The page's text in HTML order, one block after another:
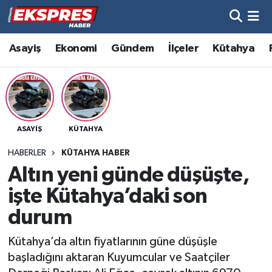
Asayiş Ekonomi Gündem İlçeler Kütahya
ASAYIŞ KÜTAHYA
HABERLER KÜTAHYA HABER
Altın yeni günde düşüşte,
işte Kütahya’daki son
durum
Kütahya’da altın fiyatlarının güne düşüşle
başladığını aktaran Kuyumcular ve Saatçiler
Altıntaş
Asayiş
Aslanapa
Bölge
Çavdarhisar
Dumlupınar
Hava Durumu
Trafik Durumu
Süper Lig Puan Durumu ve Fikstür
Son Dakika Haberleri
Haber Arşivi